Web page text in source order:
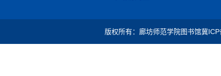
版权所有：廊坊师范学院图书馆冀